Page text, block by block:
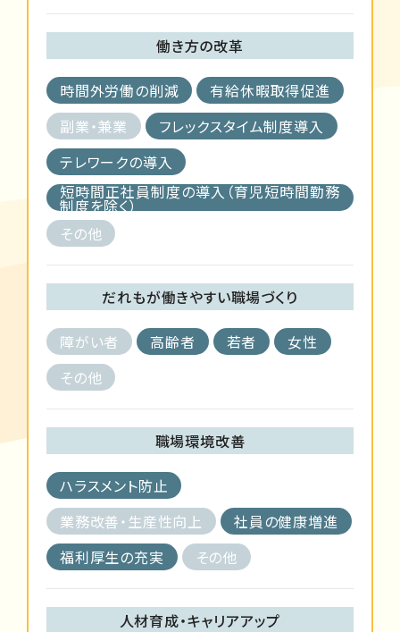
働き方の改革
時間外労働の削減
有給休暇取得促進
副業・兼業
フレックスタイム制度導入
テレワークの導入
短時間正社員制度の導入（育児短時間勤務
制度を除く）
その他
だれもが働きやすい職場づくり
障がい者 高齢者 若者
女性
その他
職場環境改善
ハラスメント防止
業務改善・生産性向上
社員の健康増進
福利厚生の充実
その他
人材育成・キャリアアップ